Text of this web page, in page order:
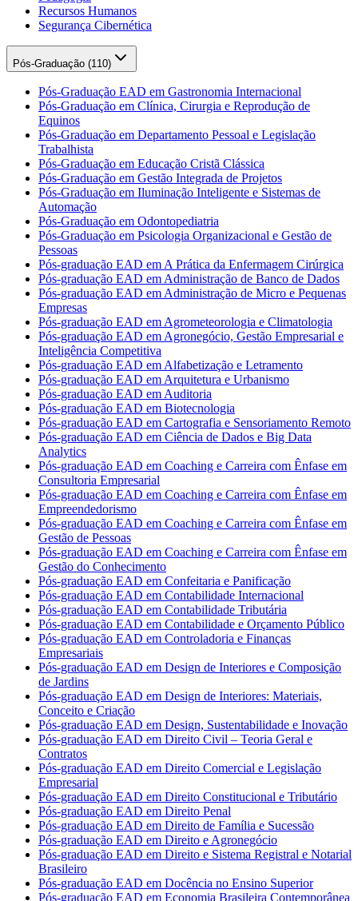
Recursos Humanos
Segurança Cibernética
Pós-Graduação (110)
Pós-Graduação EAD em Gastronomia Internacional
Pós-Graduação em Clínica, Cirurgia e Reprodução de
Equinos
Pós-Graduação em Departamento Pessoal e Legislação
Trabalhista
Pós-Graduação em Educação Cristã Clássica
Pós-Graduação em Gestão Integrada de Projetos
Pós-Graduação em Iluminação Inteligente e Sistemas de
Automação
Pós-Graduação em Odontopediatria
Pós-Graduação em Psicologia Organizacional e Gestão de
Pessoas
Pós-graduação EAD em A Prática da Enfermagem Cirúrgica
Pós-graduação EAD em Administração de Banco de Dados
Pós-graduação EAD em Administração de Micro e Pequenas
Empresas
Pós-graduação EAD em Agrometeorologia e Climatologia
Pós-graduação EAD em Agronegócio, Gestão Empresarial e
Inteligência Competitiva
Pós-graduação EAD em Alfabetização e Letramento
Pós-graduação EAD em Arquitetura e Urbanismo
Pós-graduação EAD em Auditoria
Pós-graduação EAD em Biotecnologia
Pós-graduação EAD em Cartografia e Sensoriamento Remoto
Pós-graduação EAD em Ciência de Dados e Big Data
Analytics
Pós-graduação EAD em Coaching e Carreira com Ênfase em
Consultoria Empresarial
Pós-graduação EAD em Coaching e Carreira com Ênfase em
Empreendedorismo
Pós-graduação EAD em Coaching e Carreira com Ênfase em
Gestão de Pessoas
Pós-graduação EAD em Coaching e Carreira com Ênfase em
Gestão do Conhecimento
Pós-graduação EAD em Confeitaria e Panificação
Pós-graduação EAD em Contabilidade Internacional
Pós-graduação EAD em Contabilidade Tributária
Pós-graduação EAD em Contabilidade e Orçamento Público
Pós-graduação EAD em Controladoria e Finanças
Empresariais
Pós-graduação EAD em Design de Interiores e Composição
de Jardins
Pós-graduação EAD em Design de Interiores: Materiais,
Conceito e Criação
Pós-graduação EAD em Design, Sustentabilidade e Inovação
Pós-graduação EAD em Direito Civil – Teoria Geral e
Contratos
Pós-graduação EAD em Direito Comercial e Legislação
Empresarial
Pós-graduação EAD em Direito Constitucional e Tributário
Pós-graduação EAD em Direito Penal
Pós-graduação EAD em Direito de Família e Sucessão
Pós-graduação EAD em Direito e Agronegócio
Pós-graduação EAD em Direito e Sistema Registral e Notarial
Brasileiro
Pós-graduação EAD em Docência no Ensino Superior
Pós-graduação EAD em Economia Brasileira Contemporânea